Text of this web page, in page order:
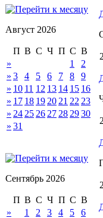
Август 2026
П В С Ч П С В
»
1
2
» 3 4 5 6 7 8
9
» 10 11 12 13 14 15 16
» 17 18 19 20 21 22 23
» 24 25 26 27 28 2930
» 31
Сентябрь 2026
П В С Ч П С В
»
1 2 3 4 5
6